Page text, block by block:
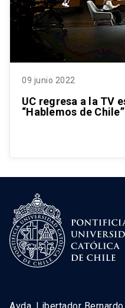
09 junio 2022
UC regresa a la TV
“Hablemos de